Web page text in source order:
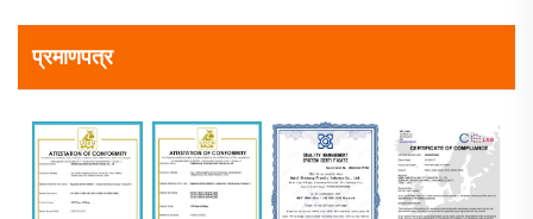
प्रमाणपत्र